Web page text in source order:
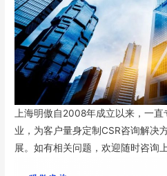
上海明傲自2008年成立以来，一
业，为客户量身定制CSR咨询解决
展。如有相关问题，欢迎随时咨询